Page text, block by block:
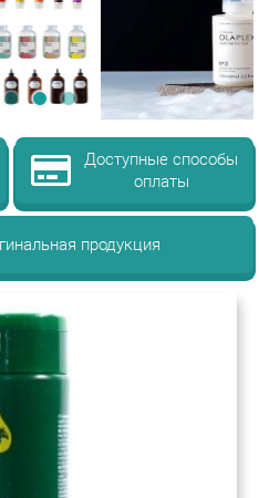
Доступные способы
оплаты
продукция